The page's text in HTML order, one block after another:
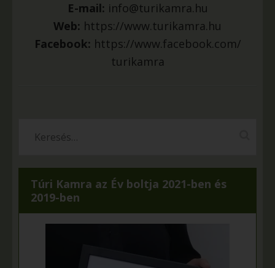
E-mail: info@turikamra.hu
Web: https://www.turikamra.hu
Facebook: https://www.facebook.com/
turikamra
Túri Kamra az Év boltja 2021-ben és
2019-ben